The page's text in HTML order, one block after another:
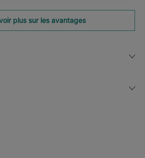
plus sur les avantages